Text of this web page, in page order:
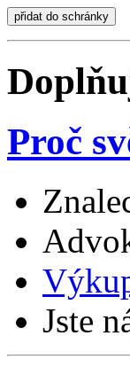
Proč
Jste